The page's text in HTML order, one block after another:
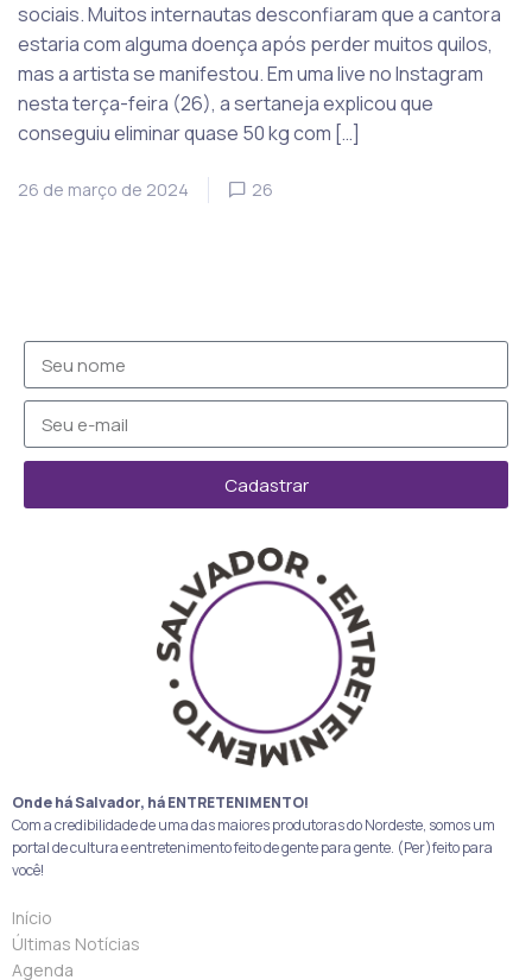
sociais. Muitos internautas desconfiaram que a cantora
estaria com alguma doença após perder muitos quilos,
mas a artista se manifestou. Em uma live no Instagram
nesta terça-feira (26), a sertaneja explicou que
conseguiu eliminar quase 50 kg com […]
26 de março de 2024 26
Cadastrar
Onde há Salvador, há ENTRETENIMENTO!
Com a credibilidade de uma das maiores produtoras do Nordeste, somos um
portal de cultura e entretenimento feito de gente para gente. (Per)feito para
você!
Início
Últimas Notícias
Agenda